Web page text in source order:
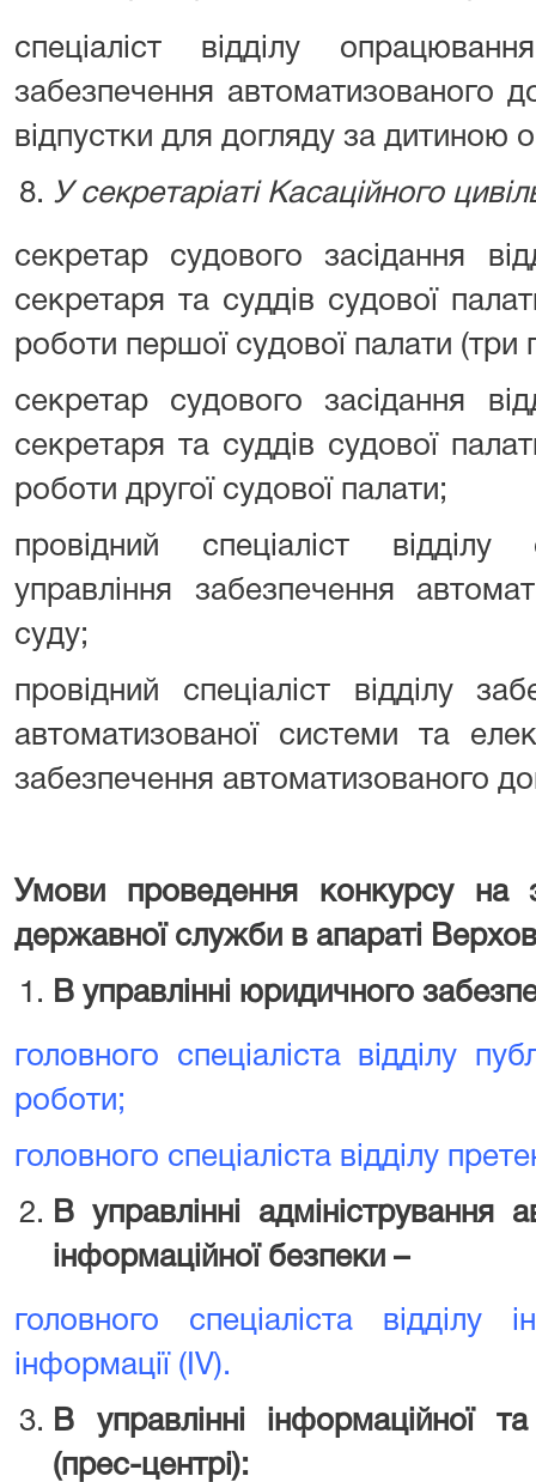
спеціаліст відділу
забезпечення автоматизованого
відпустки для догляду за дитиною
У секретаріаті Касаційного
секретар судового засідання
секретаря та суддів судової
роботи першої судової палати (три
секретар судового засідання
секретаря та суддів судової
роботи другої судової палати;
провідний спеціаліст
управління забезпечення
суду;
провідний спеціаліст відділу
автоматизованої системи та
забезпечення автоматизованого
Умови проведення конкурсу на
державної служби в апараті
В управлінні юридичного
головного спеціаліста відділу
роботи;
головного спеціаліста відділу
В управлінні адміністрування
інформаційної безпеки –
головного спеціаліста відділу
інформації (ІV).
В управлінні інформаційної та
(прес-центрі):